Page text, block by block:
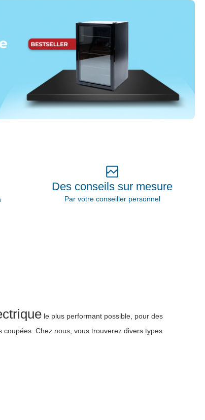
Des conseils sur mesure
Par votre conseiller personnel
le plus performant possible, pour des
coupées. Chez nous, vous trouverez divers types